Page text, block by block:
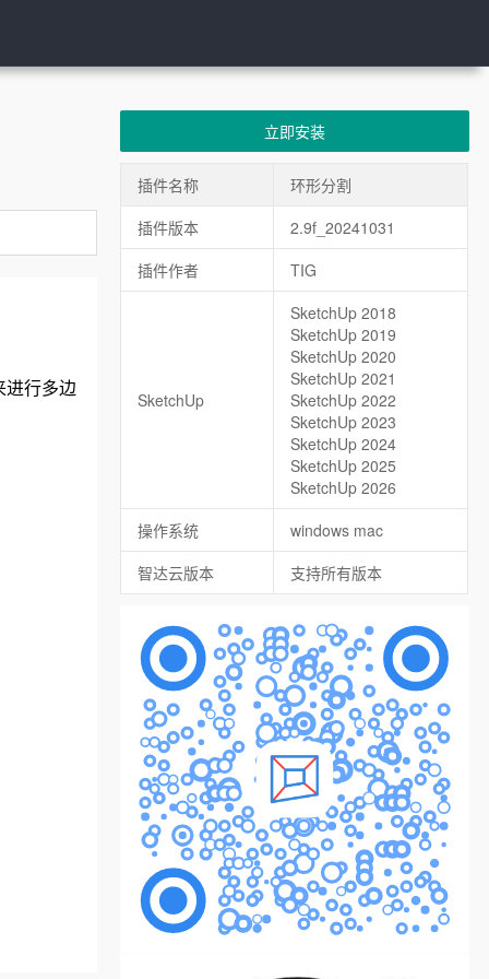
进行多边
立即安装
插件名称
环形分割
插件版本
2.9f_20241031
插件作者
TIG
SketchUp
SketchUp 2018
SketchUp 2019
SketchUp 2020
SketchUp 2021
SketchUp 2022
SketchUp 2023
SketchUp 2024
SketchUp 2025
SketchUp 2026
操作系统
windows mac
智达云版本
支持所有版本